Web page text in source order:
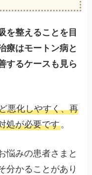
を整えることを目
療はモートン病と
するケースも見ら
悪化しやすく、再
処が必要です。
悩みの患者さまと
分かることがあり